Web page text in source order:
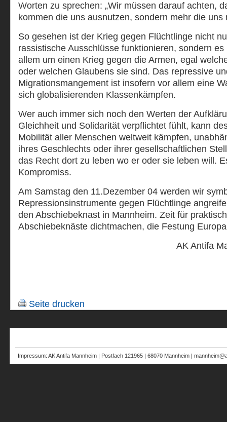
Worten zu sprechen: „Wir müssen darauf achten,
kommen die uns ausnutzen, sondern mehr die uns
So gesehen ist der Krieg gegen Flüchtlinge nicht
rassistische Ausschlüsse funktionieren, sondern
allem um einen Krieg gegen die Armen, egal
oder welchen Glaubens sie sind. Das repressive
Migrationsmangement ist insofern vor allem eine
sich globalisierenden Klassenkämpfen.
Wer auch immer sich noch den Werten der
Gleichheit und Solidarität verpflichtet fühlt, kann
Mobilität aller Menschen weltweit kämpfen,
ihres Geschlechts oder ihrer gesellschaftlichen
das Recht dort zu leben wo er oder sie leben will.
Kompromiss.
Am Samstag den 11.Dezember 04 werden wir
Repressionsinstrumente gegen Flüchtlinge
den Abschiebeknast in Mannheim. Zeit für
Abschiebeknäste dichtmachen, die Festung
AK Antifa
Seite drucken
Impressum: AK Antifa Mannheim | Postfach 121965 | 68070 Mannheim |